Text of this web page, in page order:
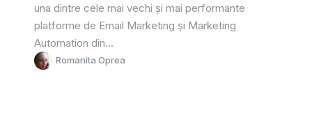
una dintre cele mai vechi și mai performante
platforme de Email Marketing și Marketing
Automation din...
Romanita Oprea